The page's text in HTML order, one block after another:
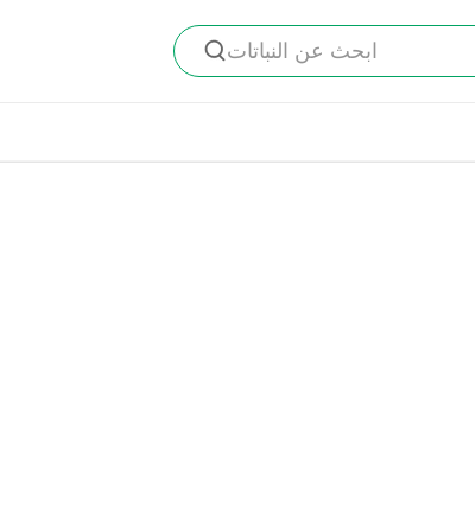
ابحث عن النباتات